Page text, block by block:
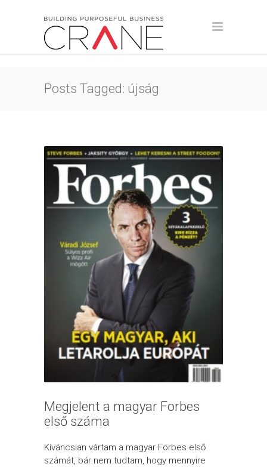
Posts Tagged: újság
Megjelent a magyar Forbes
első száma
Kíváncsian vártam a magyar Forbes első
számát, bár nem tudtam, hogy mennyire